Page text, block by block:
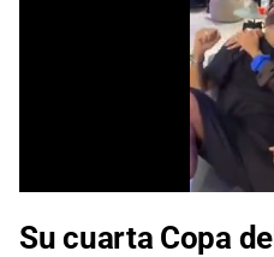
of
Su cuarta Copa del